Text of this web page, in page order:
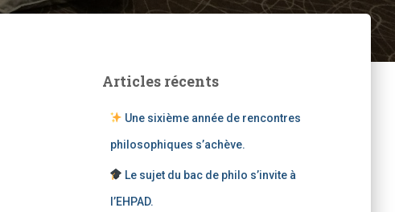
Articles récents
Une sixième année de rencontres
philosophiques s’achève.
Le sujet du bac de philo s’invite à
l’EHPAD.